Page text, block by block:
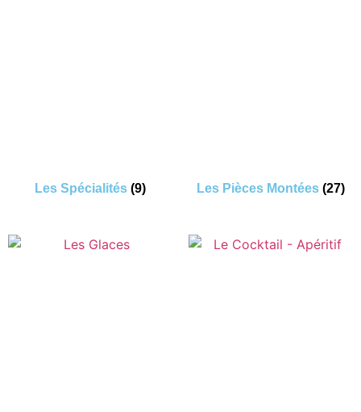
Les Spécialités (9) Les Pièces Montées (27)